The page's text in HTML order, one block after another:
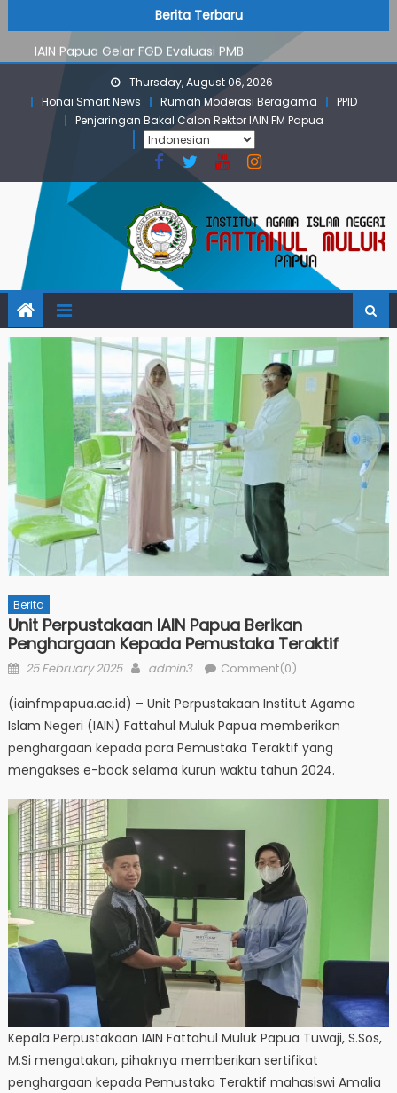
to
content
Berita Terbaru
IAIN Papua Gelar FGD Evaluasi PMB
KKN IAIN Papua: Kelompok Skow Sae Kolaborasi dengan
KKN UGM dan Uncen
Para Mahasiswa PGMI IAIN Papua Tembus Jurnal
Terindeks Google Scholar
Pembekalan KKN: Bangun Komunikasi Aktif dengan
Masyarakat
PMB Jalur Mandiri: Peserta Ujian Dari Lanny Jaya Hingga
Maluku
Thursday, August 06, 2026
Honai Smart News
Rumah Moderasi Beragama
PPID
Penjaringan Bakal Calon Rektor IAIN FM Papua
Berita
Unit Perpustakaan IAIN Papua Berikan
Penghargaan Kepada Pemustaka Teraktif
Posted
25 February 2025 Author
admin3 Comment(0)
(iainfmpapua.ac.id) – Unit Perpustakaan Institut Agama
Islam Negeri (IAIN) Fattahul Muluk Papua memberikan
penghargaan kepada para Pemustaka Teraktif yang
mengakses e-book selama kurun waktu tahun 2024.
Kepala Perpustakaan IAIN Fattahul Muluk Papua Tuwaji, S.Sos,
M.Si mengatakan, pihaknya memberikan sertifikat
penghargaan kepada Pemustaka Teraktif mahasiswi Amalia